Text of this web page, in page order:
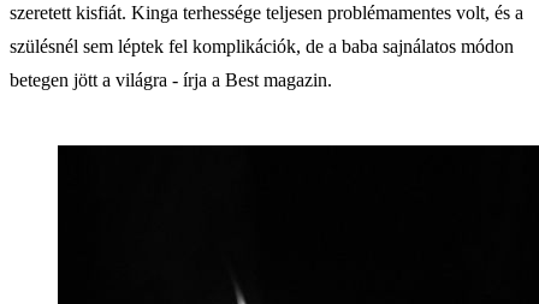
szeretett kisfiát. Kinga terhessége teljesen problémamentes volt, és a
szülésnél sem léptek fel komplikációk, de a baba sajnálatos módon
betegen jött a világra - írja a Best magazin.